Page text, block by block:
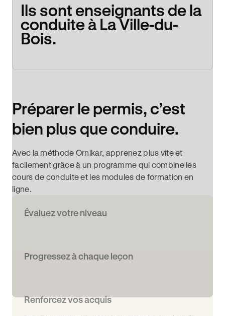
Ils sont enseignants de la
conduite à La Ville-du-
Bois.
Préparer le permis, c’est
bien plus que conduire.
Avec la méthode Ornikar, apprenez plus vite et
facilement grâce à un programme qui combine les
cours de conduite et les modules de formation en
ligne.
Évaluez votre niveau
Progressez à chaque leçon
Renforcez vos acquis